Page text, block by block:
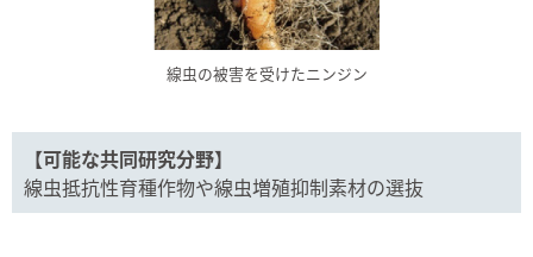
線虫の被害を受けたニンジン
【可能な共同研究分野】
線虫抵抗性育種作物や線虫増殖抑制素材の選抜